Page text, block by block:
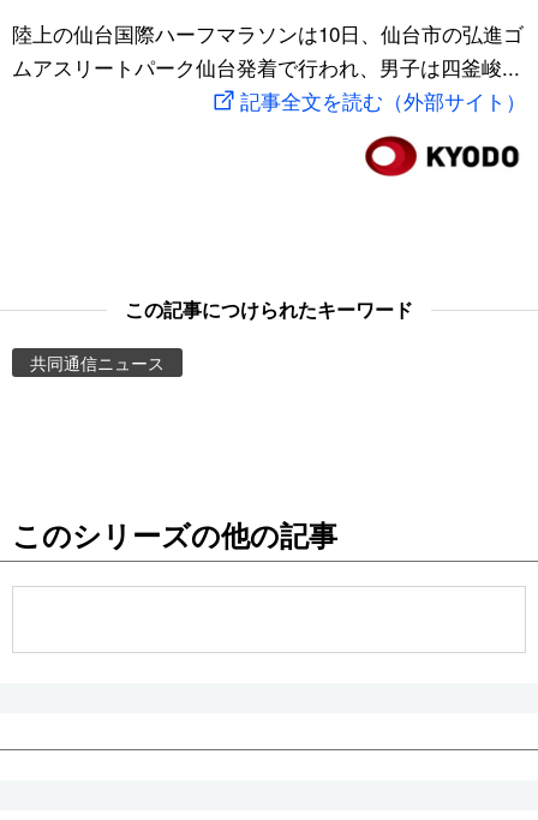
社会
スポーツ・東京2020
旅と暮らし
Images
暮らし
陸上の仙台国際ハーフマラソンは10日、仙台市の弘進ゴ
ムアスリートパーク仙台発着で行われ、男子は四釜峻...
記事全文を読む（外部サイト）
この記事につけられたキーワード
共同通信ニュース
このシリーズの他の記事